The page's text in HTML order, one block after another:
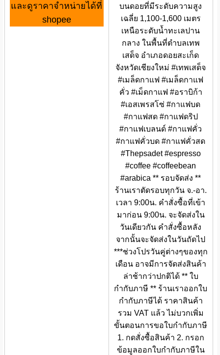
และดูราคาจำหน่ายได้ที่
shopee
บนดอยที่มีระดับความสูง
เฉลี่ย 1,100-1,600 เมตร
เหนือระดับน้ำทะเลปาน
กลาง ในพื้นที่ตำบลเทพ
เสด็จ อำเภอดอยสะเก็ด
จังหวัดเชียงใหม่ #เทพเสด็จ
#เมล็ดกาแฟ #เมล็ดกาแฟ
คั่ว #เม็ดกาแฟ #อราบิก้า
#เอสเพรสโซ่ #กาแฟบด
#กาแฟสด #กาแฟดริป
#กาแฟเบลนด์ #กาแฟคั่ว
#กาแฟคั่วบด #กาแฟคั่วสด
#Thepsadet #espresso
#coffee #coffeebean
#arabica ** รอบจัดส่ง **
ร้านเราตัดรอบทุกวัน จ.-อา.
เวลา 9:00น. คำสั่งซื้อที่เข้า
มาก่อน 9:00น. จะจัดส่งใน
วันเดียวกัน คำสั่งซื้อหลัง
จากนั้นจะจัดส่งในวันถัดไป
***ช่วงโปรวันคู่ต่างๆของทุก
เดือน อาจมีการจัดส่งสินค้า
ล่าช้ากว่าปกติได้ ** ใบ
กำกับภาษี ** ร้านเราออกใบ
กำกับภาษีได้ ราคาสินค้า
รวม VAT แล้ว ไม่บวกเพิ่ม
ขั้นตอนการขอใบกำกับภาษี
1. กดสั่งซื้อสินค้า 2. กรอก
ข้อมูลออกใบกำกับภาษีใน